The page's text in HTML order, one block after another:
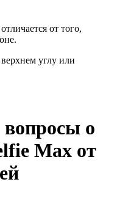
от того,
углу или
о
Max от